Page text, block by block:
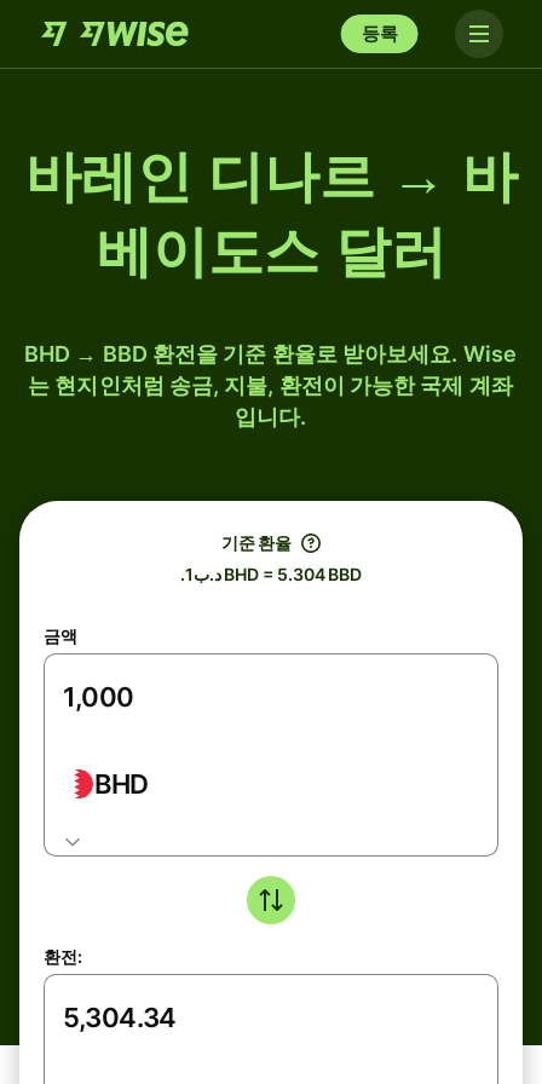
등록
바레인 디나르 → 바
베이도스 달러
BHD → BBD 환전을 기준 환율로 받아보세요. Wise
는 현지인처럼 송금, 지불, 환전이 가능한 국제 계좌
입니다.
기준 환율
.د.ب1 BHD = 5.304 BBD
금액
BHD
환전: